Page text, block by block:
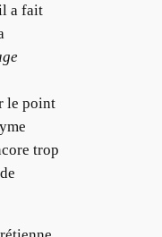
a fait
le point
trop